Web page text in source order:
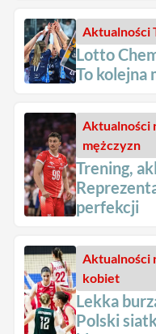
Aktualności
Lotto
To kolejna
Aktualności
mężczyzn
Trening,
perfekcji
Aktualności
kobiet
Lekka
Polski